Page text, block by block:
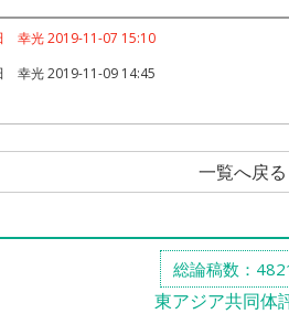
幸光 2019-11-07 15:10
幸光 2019-11-09 14:45
一覧へ戻る
総論稿数：
東アジア共同体